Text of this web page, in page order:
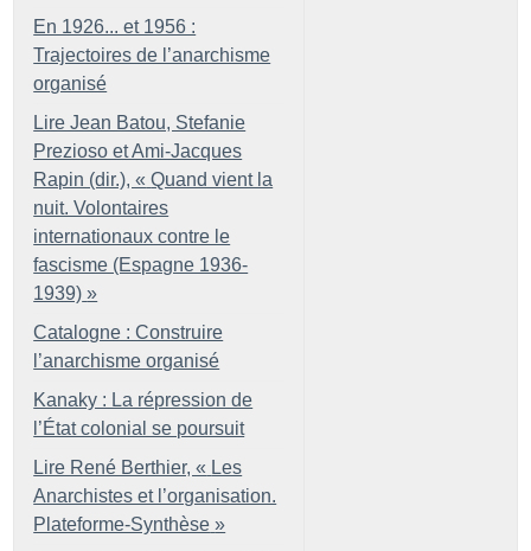
En 1926... et 1956 :
Trajectoires de l’anarchisme
organisé
Lire Jean Batou, Stefanie
Prezioso et Ami-Jacques
Rapin (dir.), « Quand vient la
nuit. Volontaires
internationaux contre le
fascisme (Espagne 1936-
1939) »
Catalogne : Construire
l’anarchisme organisé
Kanaky : La répression de
l’État colonial se poursuit
Lire René Berthier, « Les
Anarchistes et l’organisation.
Plateforme-Synthèse »